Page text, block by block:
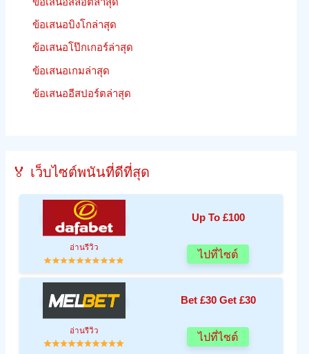
ข้อเสนอบิงโกล่าสุด
ข้อเสนอโป๊กเกอร์ล่าสุด
ข้อเสนอเกมล่าสุด
ข้อเสนออีสปอร์ตล่าสุด
🏅 เว็บไซต์พนันที่ดีที่สุด
Up To £100
อ่านรีวิว
ไปที่ไซต์
Bet £30 Get £30
อ่านรีวิว
ไปที่ไซต์